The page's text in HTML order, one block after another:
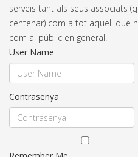
serveis tant als seus associats
centenar) com a tot aquell que
com al públic en general.
User Name
Contrasenya